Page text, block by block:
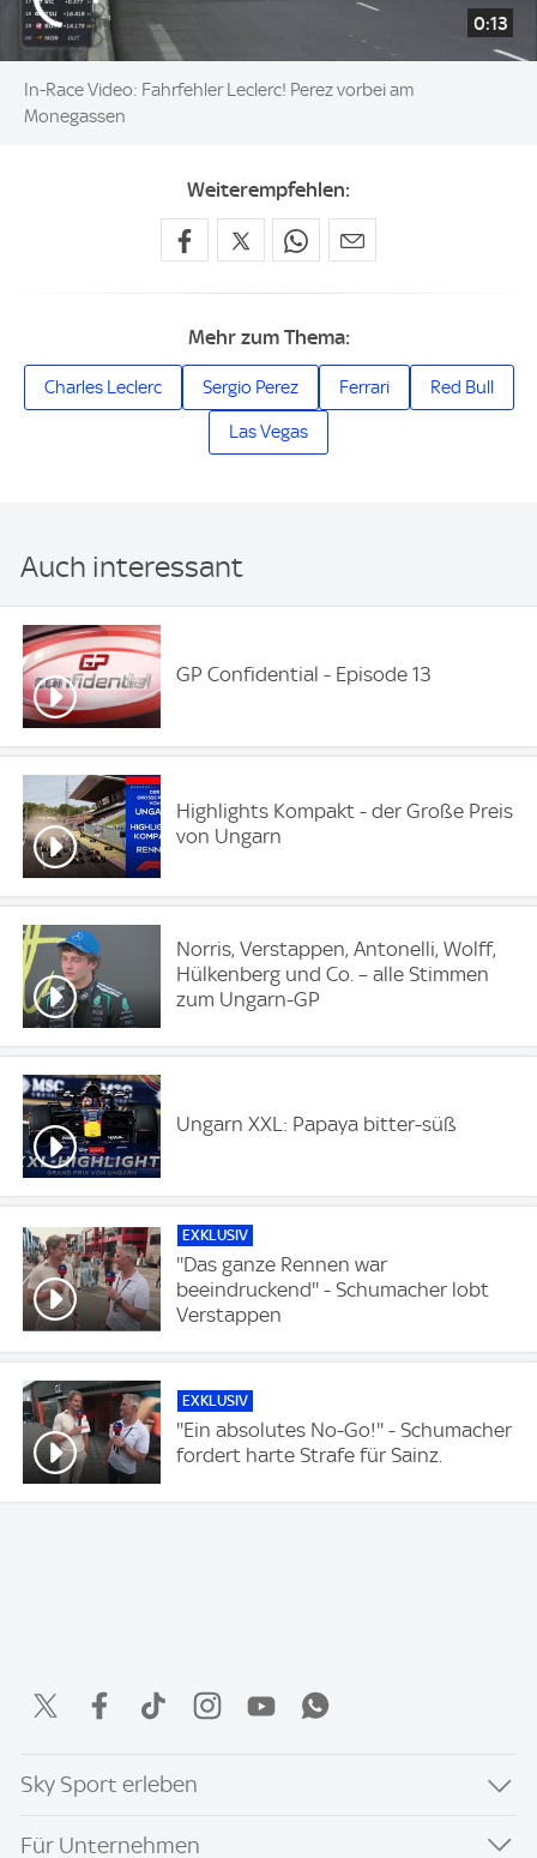
0:13
In-Race Video: Fahrfehler Leclerc! Perez vorbei am
Monegassen
Weiterempfehlen:
Mehr zum Thema:
Charles Leclerc Sergio Perez Ferrari Red Bull
Las Vegas
Auch interessant
GP Confidential - Episode 13
Highlights Kompakt - der Große Preis
von Ungarn
Norris, Verstappen, Antonelli, Wolff,
Hülkenberg und Co. – alle Stimmen
zum Ungarn-GP
Ungarn XXL: Papaya bitter-süß
EXKLUSIV
''Das ganze Rennen war
beeindruckend'' - Schumacher lobt
Verstappen
EXKLUSIV
''Ein absolutes No-Go!'' - Schumacher
fordert harte Strafe für Sainz.
Sky Sport erleben
Für Unternehmen